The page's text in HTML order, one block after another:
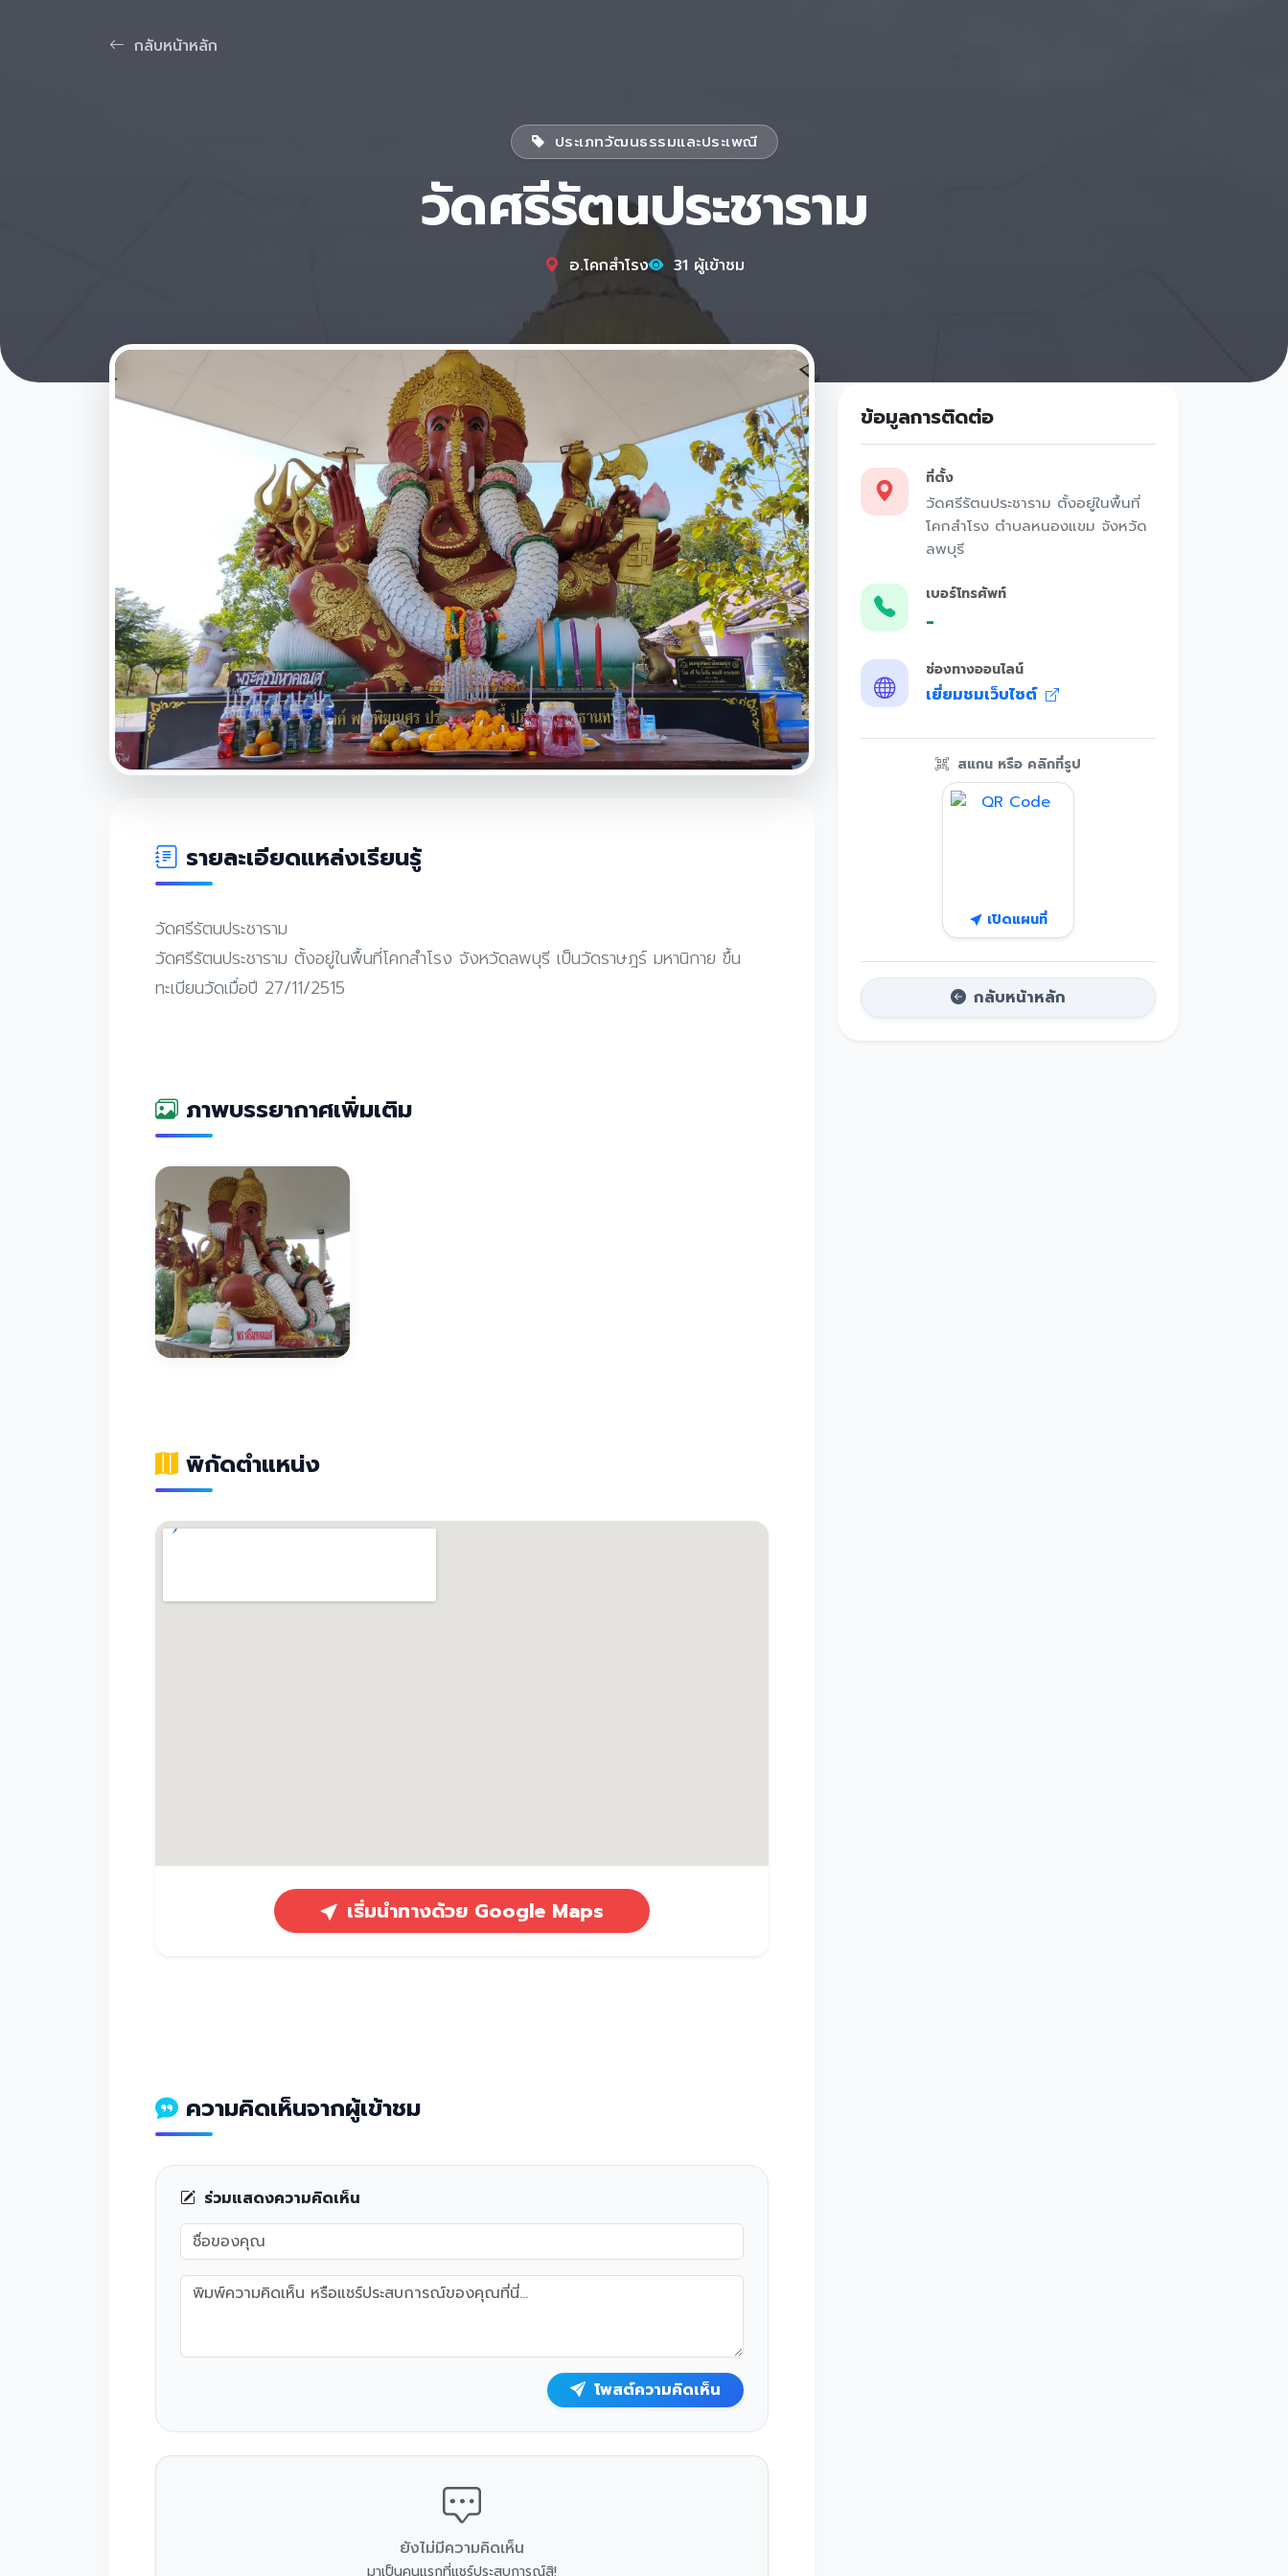
กลับหน้าหลัก
ประเภทวัฒนธรรมและประเพณี
วัดศรีรัตนประชาราม
อ.โคกสำโรง 31 ผู้เข้าชม
รายละเอียดแหล่งเรียนรู้
วัดศรีรัตนประชาราม
วัดศรีรัตนประชาราม ตั้งอยู่ในพื้นที่โคกสำโรง จังหวัดลพบุรี เป็นวัดราษฎร์ มหานิกาย ขึ้น
ทะเบียนวัดเมื่อปี 27/11/2515
ภาพบรรยากาศเพิ่มเติม
พิกัดตำแหน่ง
เริ่มนำทางด้วย Google Maps
ความคิดเห็นจากผู้เข้าชม
ร่วมแสดงความคิดเห็น
โพสต์ความคิดเห็น
ยังไม่มีความคิดเห็น
มาเป็นคนแรกที่แชร์ประสบการณ์สิ!
ข้อมูลการติดต่อ
ที่ตั้ง
วัดศรีรัตนประชาราม ตั้งอยู่ในพื้นที่
โคกสำโรง ตำบลหนองแขม จังหวัด
ลพบุรี
เบอร์โทรศัพท์
-
ช่องทางออนไลน์
เยี่ยมชมเว็บไซต์
สแกน หรือ คลิกที่รูป
เปิดแผนที่
กลับหน้าหลัก